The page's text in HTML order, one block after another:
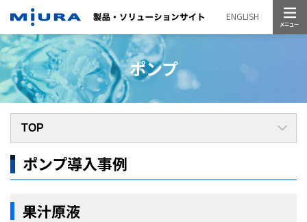
ENGLISH
ポンプ
ポンプ導入事例
果汁原液